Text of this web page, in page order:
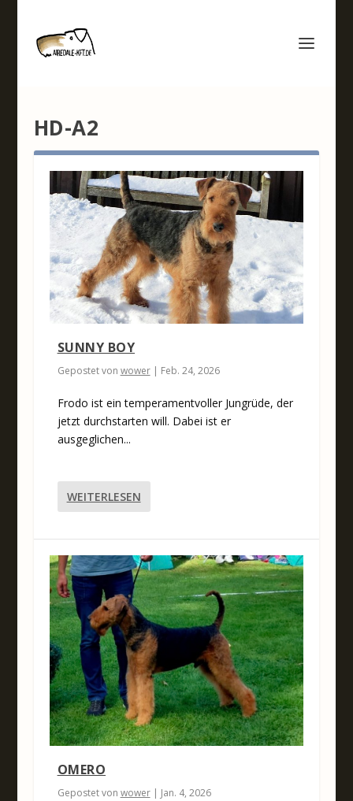
HD-A2
SUNNY BOY
Gepostet von wower| Feb. 24, 2026
Frodo ist ein temperamentvoller Jungrüde, der
jetzt durchstarten will. Dabei ist er
ausgeglichen...
WEITERLESEN
OMERO
Gepostet von wower| Jan. 4, 2026